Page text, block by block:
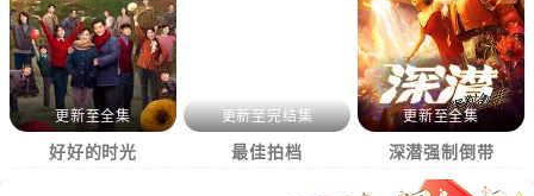
更新至全集
好好的时光
更新至完结集
最佳拍档
更新至全集
深潜强制倒带